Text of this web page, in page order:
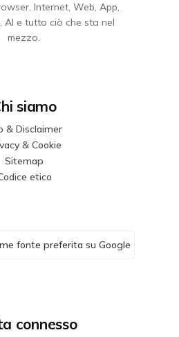
Internet, Web, App,
AI e tutto ciò che sta nel
mezzo.
siamo
& Disclaimer
& Cookie
Sitemap
etico
fonte preferita su Google
connesso